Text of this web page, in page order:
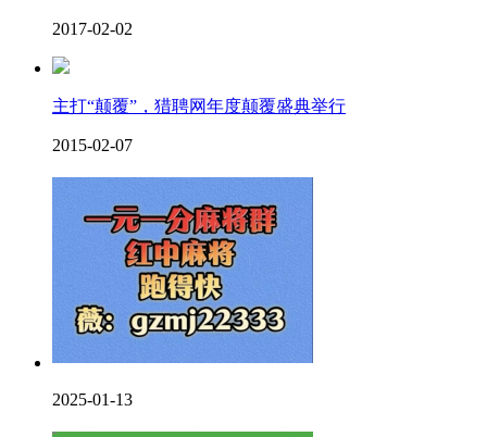
2017-02-02
主打“颠覆”，猎聘网年度颠覆盛典举行
2015-02-07
2025-01-13